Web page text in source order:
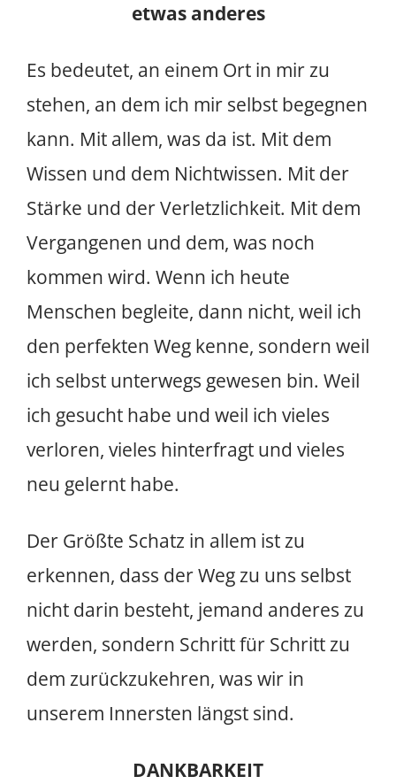
etwas anderes
Es bedeutet, an einem Ort in mir zu
stehen, an dem ich mir selbst begegnen
kann. Mit allem, was da ist. Mit dem
Wissen und dem Nichtwissen. Mit der
Stärke und der Verletzlichkeit. Mit dem
Vergangenen und dem, was noch
kommen wird. Wenn ich heute
Menschen begleite, dann nicht, weil ich
den perfekten Weg kenne, sondern weil
ich selbst unterwegs gewesen bin. Weil
ich gesucht habe und weil ich vieles
verloren, vieles hinterfragt und vieles
neu gelernt habe.
Der Größte Schatz in allem ist zu
erkennen, dass der Weg zu uns selbst
nicht darin besteht, jemand anderes zu
werden, sondern Schritt für Schritt zu
dem zurückzukehren, was wir in
unserem Innersten längst sind.
DANKBARKEIT